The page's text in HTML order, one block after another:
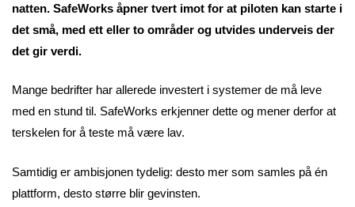
natten. SafeWorks åpner tvert imot for at piloten kan starte i
det små, med ett eller to områder og utvides underveis der
det gir verdi.
Mange bedrifter har allerede investert i systemer de må leve
med en stund til. SafeWorks erkjenner dette og mener derfor at
terskelen for å teste må være lav.
Samtidig er ambisjonen tydelig: desto mer som samles på én
plattform, desto større blir gevinsten.